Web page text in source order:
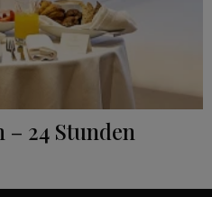
24 Stunden